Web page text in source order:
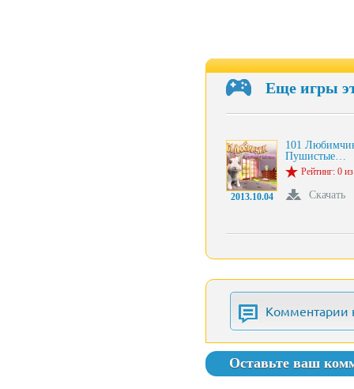
Еще игры
2013.10.04
101
Пушистые…
Рейтинг: 0
Скачать
Комментарии
Оставьте ваш